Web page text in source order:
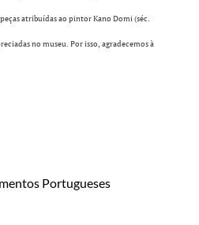
atribuídas ao pintor Kano Domi (séc.
no museu. Por isso, agradecemos à
Portugueses